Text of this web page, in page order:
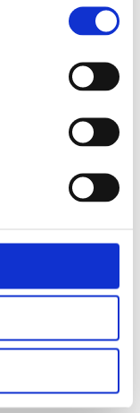
Zusätzlich
gesorgt,
haben wir
Medien
und